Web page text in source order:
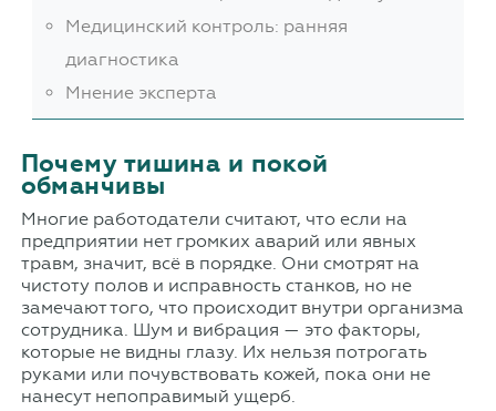
Медицинский контроль: ранняя
диагностика
Мнение эксперта
Почему тишина и покой
обманчивы
Многие работодатели считают, что если на
предприятии нет громких аварий или явных
травм, значит, всё в порядке. Они смотрят на
чистоту полов и исправность станков, но не
замечают того, что происходит внутри организма
сотрудника. Шум и вибрация — это факторы,
которые не видны глазу. Их нельзя потрогать
руками или почувствовать кожей, пока они не
нанесут непоправимый ущерб.